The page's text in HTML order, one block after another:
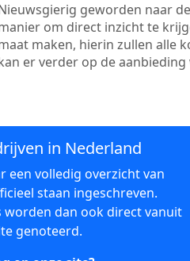
geworden naar
om direct inzicht te
maken, hierin zullen alle
er verder op de
in Nederland
een volledig overzicht van
staan ingeschreven.
worden dan ook direct vanuit
genoteerd.